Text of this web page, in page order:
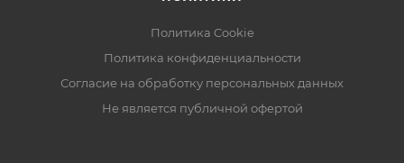
Политика Cookie
Политика конфиденциальности
Согласие на обработку персональных данных
Не является публичной офертой